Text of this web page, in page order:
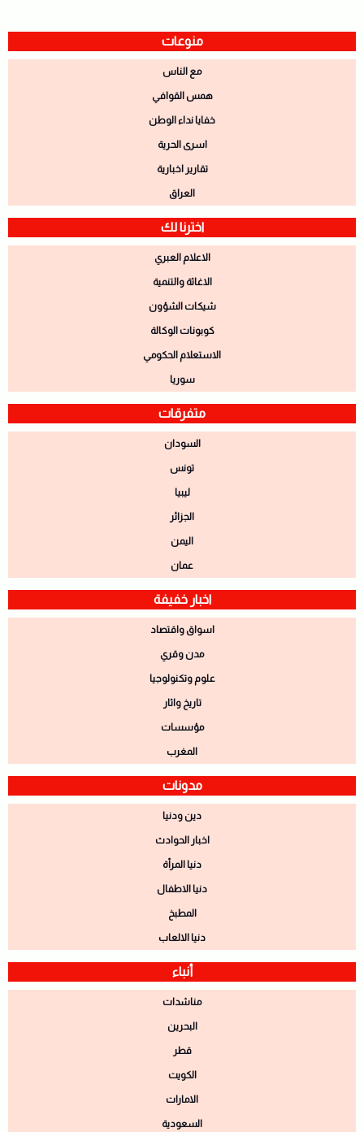
منوعات
مع الناس
همس القوافي
خفايا نداء الوطن
اسرى الحرية
تقارير اخبارية
العراق
اخترنا لك
الاعلام العبري
الاغاثة والتنمية
شيكات الشؤون
كوبونات الوكالة
الاستعلام الحكومي
سوريا
متفرقات
السودان
تونس
ليبيا
الجزائر
اليمن
عمان
اخبار خفيفة
اسواق واقتصاد
مدن وقري
علوم وتكنولوجيا
تاريخ واثار
مؤسسات
المغرب
مدونات
دين ودنيا
اخبار الحوادث
دنيا المرأة
دنيا الاطفال
المطبخ
دنيا الالعاب
أنباء
مناشدات
البحرين
قطر
الكويت
الامارات
السعودية